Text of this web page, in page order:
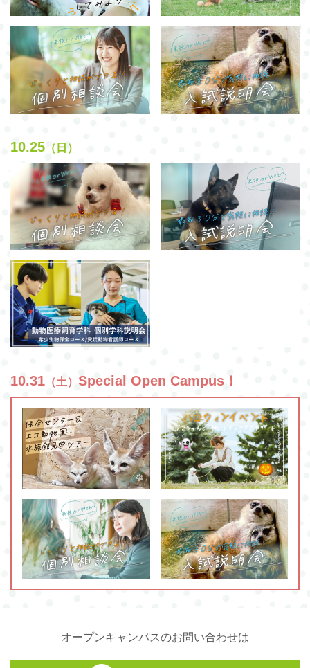
10.25 （日）
10.31 （土） Special Open Campus！
オープンキャンパスのお問い合わせは